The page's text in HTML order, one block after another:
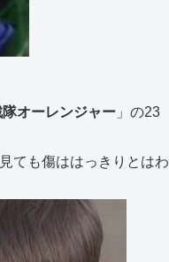
隊オーレンジャー 」の23
ても傷ははっきりとはわ